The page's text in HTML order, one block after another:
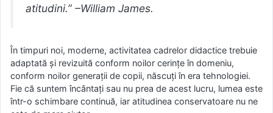
atitudini.” –William James.
În timpuri noi, moderne, activitatea cadrelor didactice trebuie
adaptată și revizuită conform noilor cerințe în domeniu,
conform noilor generații de copii, născuți în era tehnologiei.
Fie că suntem încântați sau nu prea de acest lucru, lumea este
într-o schimbare continuă, iar atitudinea conservatoare nu ne